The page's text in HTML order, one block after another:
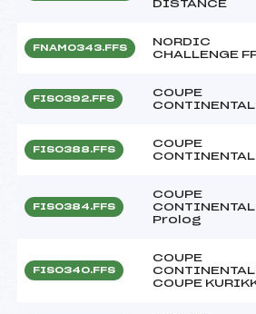
DISTANCE
FNAM0343.FFS
NORDIC
CHALLENGE
FIS0392.FFS
COUPE
FIS0388.FFS
COUPE
FIS0384.FFS
COUPE
Prolog
FIS0340.FFS
COUPE
COUPE